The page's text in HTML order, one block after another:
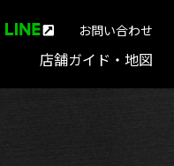
店舗ガイド・地図
お問い合わせ